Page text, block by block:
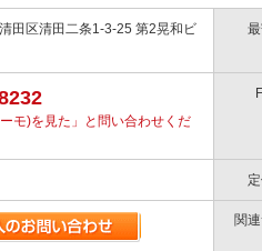
田区清田二条1-3-25 第2晃和ビ
ーモ)を見た」と問い合わせくだ
関